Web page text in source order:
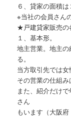
６、貸家の面積
※当社の会員さん
★戸建貸家販売の
１、基本形。
地主営業。地主
る。
当方取引先では女
その営業の仕組み
また、紹介だけ
さん
もいます（大阪府